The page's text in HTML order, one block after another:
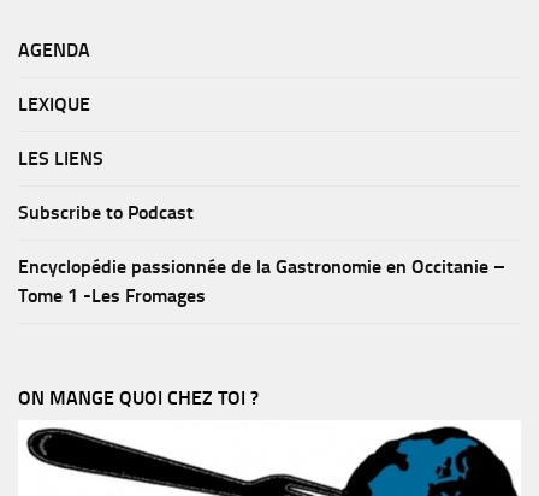
AGENDA
LEXIQUE
LES LIENS
Subscribe to Podcast
Encyclopédie passionnée de la Gastronomie en Occitanie –
Tome 1 -Les Fromages
ON MANGE QUOI CHEZ TOI ?